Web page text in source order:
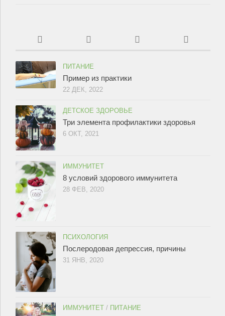
ПИТАНИЕ
Пример из практики
22 ДЕК, 2022
ДЕТСКОЕ ЗДОРОВЬЕ
Три элемента профилактики здоровья
6 ОКТ, 2021
ИММУНИТЕТ
8 условий здорового иммунитета
28 ФЕВ, 2020
ПСИХОЛОГИЯ
Послеродовая депрессия, причины
31 ЯНВ, 2020
ИММУНИТЕТ / ПИТАНИЕ